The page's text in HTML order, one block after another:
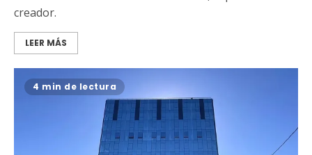
creador.
LEER MÁS
4 min de lectura